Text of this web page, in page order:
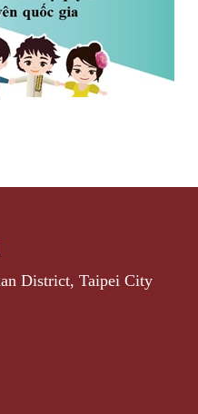
District, Taipei City